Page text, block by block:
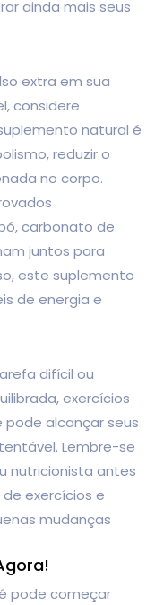
ainda mais seus
extra em sua
considere
natural é
reduzir o
no corpo.
carbonato de
juntos para
este suplemento
de energia e
difícil ou
exercícios
pode alcançar seus
Lembre-se
nutricionista antes
exercícios e
mudanças
pode começar